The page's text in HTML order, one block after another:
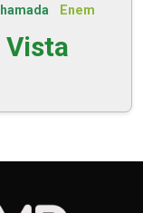
Enem
Vista